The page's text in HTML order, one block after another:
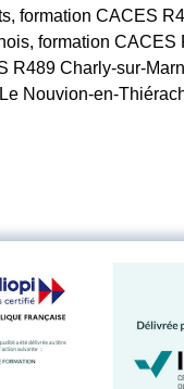
formation CACES
formation
R489 Charly-sur-
Nouvion-en-